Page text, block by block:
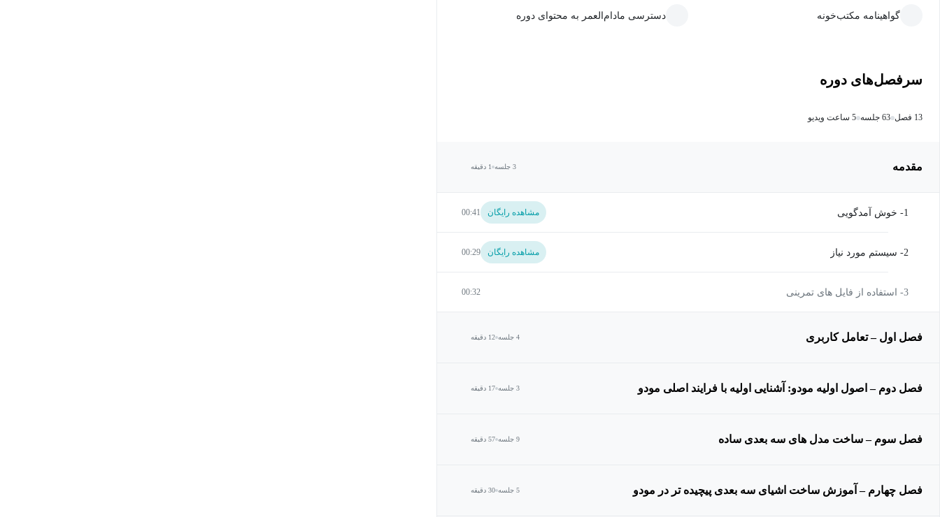
گواهینامه مکتب‌خونه دسترسی مادام‌العمر به محتوای دوره
سرفصل‌های دوره
13 فصل 63 جلسه 5 ساعت ویدیو
مقدمه 3 جلسه 1 دقیقه
مشاهده رایگان 00:41
مشاهده رایگان 00:29
00:32
فصل اول – تعامل کاربری 4 جلسه 12 دقیقه
فصل دوم – اصول اولیه مودو: آشنایی اولیه با فرایند اصلی مودو 3 جلسه 17 دقیقه
فصل سوم – ساخت مدل های سه بعدی ساده 9 جلسه 57 دقیقه
فصل چهارم – آموزش ساخت اشیای سه بعدی پیچیده تر در مودو 5 جلسه 30 دقیقه